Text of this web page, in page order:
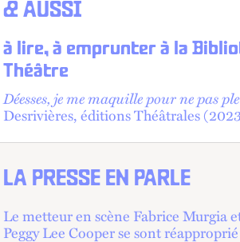
& AUSSI
à lire, à emprunter à la
Théâtre
Déesses, je me maquille pour ne pas
Desrivières, éditions Théâtrales
LA PRESSE EN PARLE
Le metteur en scène Fabrice Murgia
Peggy Lee Cooper se sont